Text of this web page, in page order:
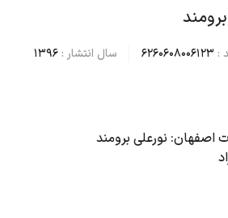
:
6260608006123 سال انتشار : 1396
اصفهان: نورعلی برومند